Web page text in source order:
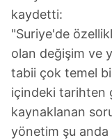
almak için lütfen
kaydetti:
"Suriye'de
olan değişim ve
tabii çok temel
içindeki tarihten
kaynaklanan
yönetim şu anda